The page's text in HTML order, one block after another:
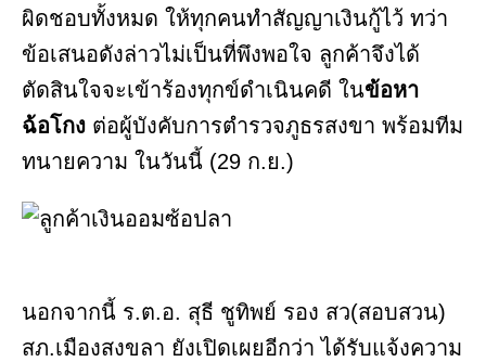
ผิดชอบทั้งหมด ให้ทุกคนทำสัญญาเงินกู้ไว้ ทว่า
ข้อเสนอดังล่าวไม่เป็นที่พึงพอใจ ลูกค้าจึงได้
ตัดสินใจจะเข้าร้องทุกข์ดำเนินคดี ในข้อหา
ฉ้อโกง ต่อผู้บังคับการตำรวจภูธรสงขา พร้อมทีม
ทนายความ ในวันนี้ (29 ก.ย.)
นอกจากนี้ ร.ต.อ. สุธี ชูทิพย์ รอง สว(สอบสวน)
สภ.เมืองสงขลา ยังเปิดเผยอีกว่า ได้รับแจ้งความ